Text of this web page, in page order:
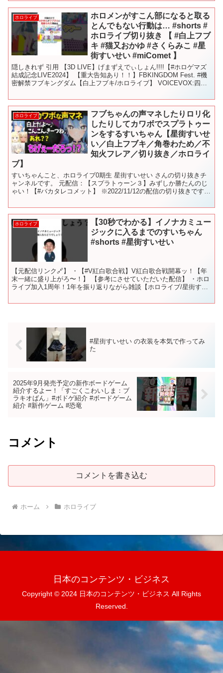
ホロライブ
ホロメンがすこん部になると取る
とんでもない行動は… #shorts #
ホロライブ切り抜き 【 #白上フブ
キ #猫又おかゆ #さくらみこ #星
街すいせい #miComet 】
隠しきれず 引用 【3D LIVE】げまずえでぃしょん!!!!【#ホロゲマズ
結成記念LIVE2024】 【重大告知あり！！】FBKINGDOM Fest. #機
密解禁フブキングダム【白上フブキ/ホロライブ】 VOICEVOX:四国
ホロライブ
フブちゃんの声マネしたりロリ化
したりしてカワボでスプラトゥー
ンをするすいちゃん【星街すいせ
い／白上フブキ／角巻わため／不
知火フレア／切り抜き／ホロライ
ブ】
すいちゃんこと、ホロライブ0期生 星街すいせい さんの切り抜きチ
ャンネルです。 元配信：【スプラトゥーン３】みずしか勝たんのじ
ゃい！【#バカタレコメット】 ※2022/11/12の配信の切り抜きです
ホロライブ
【30秒でわかる】イノナカミュー
ジックに入るまでのすいちゃん
#shorts #星街すいせい
【元配信リンク🔗】 ・【#V紅白歌合戦】V紅白歌合戦開幕ッ！【年
末一緒に盛り上がろ〜！】 【参考にさせていただいた配信】 ・ホロ
ライブ加入1周年！1年を振り返りながら雑談【ホロライブ/星街すい
#星街すいせい の衣装を本気で作ってみ
た
2025年9月発売予定の新作ボードゲーム
紹介するよー！「すごくこわいしま：ブ
ラキオばん」#ボドゲ紹介 #ボードゲーム
紹介 #新作ゲーム #恐竜
コメント
コメントを書き込む
ホーム ホロライブ
日本のコンテンツ・ビジネス
Copyright © 2024 日本のコンテンツ・ビジネス All Rights
Reserved.